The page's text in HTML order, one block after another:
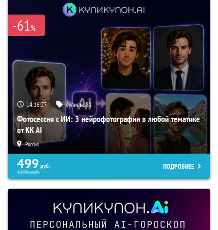
-61%
14:16:26 Купили:81
Фотосессия с ИИ: 3 нейрофотографии в любой тематике
от KK AI
Россия
499 руб.
1290руб.
ПОДРОБНЕЕ